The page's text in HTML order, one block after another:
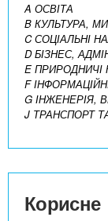
A ОСВІТА
B КУЛЬТУРА,
C СОЦІАЛЬНІ
D БІЗНЕС,
E ПРИРОДНИЧІ
F
G ІНЖЕНЕРІЯ,
J ТРАНСПОРТ
Корисне